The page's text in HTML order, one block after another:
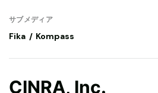
サブメディア
Fika Kompass
CINRA, Inc.